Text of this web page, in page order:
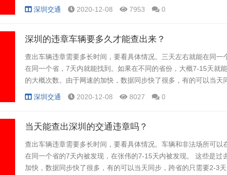
审期间不能有违规信息。最后，车主要养成检查违章的好习惯，以
深圳交通 2020-12-08 7953 0
深圳的违章车辆要多久才能查出来？
查出车辆违章需要多长时间，要看具体情况。三天左右就能在同一
在同一个省，7天内就能找到。如果在不同的省份，大概7-15天就
的大概次数。由于网速的加快，数据同步快了很多，有的可以当
短了时间。至于能否在手机上查询处理违章，最好是在车辆管理处
深圳交通 2020-12-08 8027 0
当天能查出深圳的交通违章吗？
查出车辆违章需要多长时间，要看具体情况。车辆和非法场所可以
在同一个省的7天内被发现，在张伟的7-15天内被发现。 这些是过
加快，数据同步快了很多，有的可以当天同步，跨省的只需要2-3